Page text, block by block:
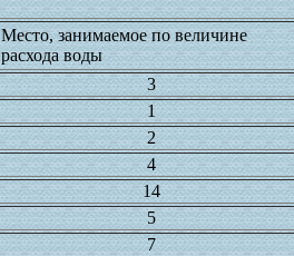
Место, занимаемое по величине
расхода воды
3
1
2
4
14
5
7